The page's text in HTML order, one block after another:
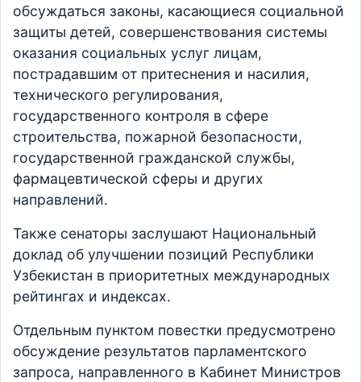
обсуждаться законы, касающиеся социальной
защиты детей, совершенствования системы
оказания социальных услуг лицам,
пострадавшим от притеснения и насилия,
технического регулирования,
государственного контроля в сфере
строительства, пожарной безопасности,
государственной гражданской службы,
фармацевтической сферы и других
направлений.
Также сенаторы заслушают Национальный
доклад об улучшении позиций Республики
Узбекистан в приоритетных международных
рейтингах и индексах.
Отдельным пунктом повестки предусмотрено
обсуждение результатов парламентского
запроса, направленного в Кабинет Министров